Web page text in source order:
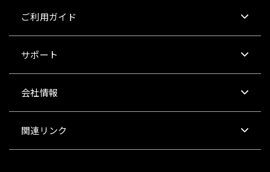
ご利用ガイド
サポート
会社情報
関連リンク